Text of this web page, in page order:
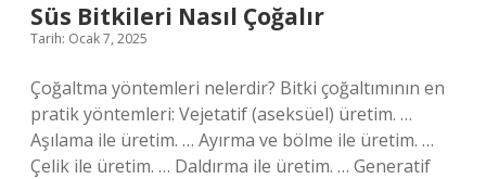
Süs Bitkileri Nasıl Çoğalır
Tarih: Ocak 7, 2025
Çoğaltma yöntemleri nelerdir? Bitki çoğaltımının en
pratik yöntemleri: Vejetatif (aseksüel) üretim. …
Aşılama ile üretim. … Ayırma ve bölme ile üretim. …
Çelik ile üretim. … Daldırma ile üretim. … Generatif